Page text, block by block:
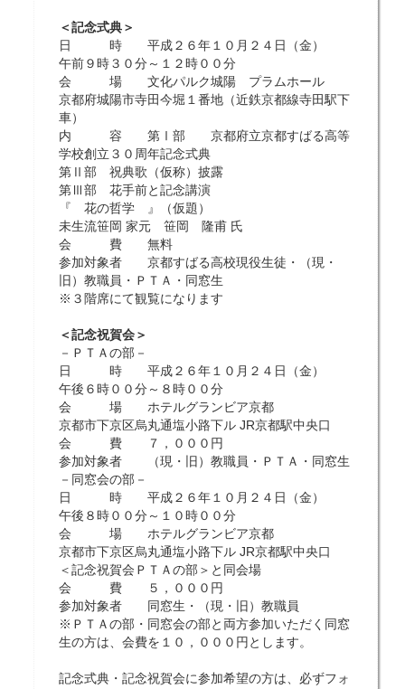
＜記念式典＞
日 時 平成２６年１０月２４日（金）
午前９時３０分～１２時００分
会 場 文化パルク城陽 プラムホール
京都府城陽市寺田今堀１番地（近鉄京都線寺田駅下
車）
内 容 第Ⅰ部 京都府立京都すばる高等
学校創立３０周年記念式典
第Ⅱ部 祝典歌（仮称）披露
第Ⅲ部 花手前と記念講演
『 花の哲学 』（仮題）
未生流笹岡 家元 笹岡 隆甫 氏
会 費 無料
参加対象者 京都すばる高校現役生徒・（現・
旧）教職員・ＰＴＡ・同窓生
※３階席にて観覧になります
＜記念祝賀会＞
－ＰＴＡの部－
日 時 平成２６年１０月２４日（金）
午後６時００分～８時００分
会 場 ホテルグランビア京都
京都市下京区烏丸通塩小路下ル JR京都駅中央口
会 費 ７，０００円
参加対象者 （現・旧）教職員・ＰＴＡ・同窓生
－同窓会の部－
日 時 平成２６年１０月２４日（金）
午後８時００分～１０時００分
会 場 ホテルグランビア京都
京都市下京区烏丸通塩小路下ル JR京都駅中央口
＜記念祝賀会ＰＴＡの部＞と同会場
会 費 ５，０００円
参加対象者 同窓生・（現・旧）教職員
※ＰＴＡの部・同窓会の部と両方参加いただく同窓
生の方は、会費を１０，０００円とします。
記念式典・記念祝賀会に参加希望の方は、必ずフォ